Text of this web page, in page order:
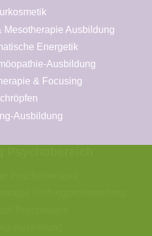
Mesotherapie Ausbildung
Energetik
Ausbildung
& Focusing
Ausbildung